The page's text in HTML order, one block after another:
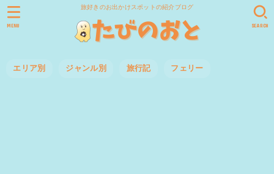
旅好きのお出かけスポットの紹介ブログ
エリア別 ジャンル別 旅行記 フェリー
SEARCH
MENU